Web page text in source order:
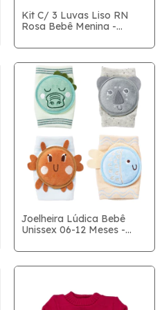
Kit C/ 3 Luvas Liso RN
Rosa Bebê Menina -
Joelheira Lúdica Bebê
Unissex 06-12 Meses -